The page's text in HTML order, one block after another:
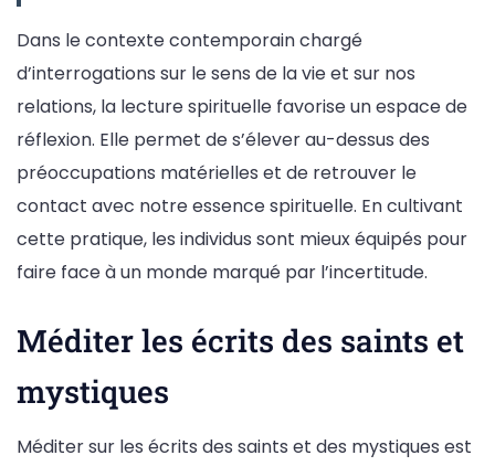
Dans le contexte contemporain chargé
d’interrogations sur le sens de la vie et sur nos
relations, la lecture spirituelle favorise un espace de
réflexion. Elle permet de s’élever au-dessus des
préoccupations matérielles et de retrouver le
contact avec notre essence spirituelle. En cultivant
cette pratique, les individus sont mieux équipés pour
faire face à un monde marqué par l’incertitude.
Méditer les écrits des saints et
mystiques
Méditer sur les écrits des saints et des mystiques est